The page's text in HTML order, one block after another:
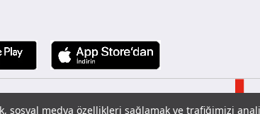
sosyal medya özellikleri sağlamak ve trafiğimizi